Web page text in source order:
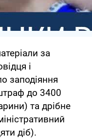
за
і
заподіяння
до 3400
та дрібне
діб).